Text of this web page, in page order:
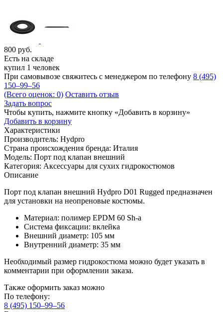
800 руб.
Есть на складе
купил 1 человек
При самовывозе свяжитесь с менеджером по телефону 8 (495)
150–99–56
(Всего оценок: 0) Оставить отзыв
Задать вопрос
Чтобы купить, нажмите кнопку «Добавить в корзину»
Добавить в корзину
Характеристики
Производитель: Hydpro
Страна происхождения бренда: Италия
Модель: Порт под клапан внешний
Категория: Аксессуары для сухих гидрокостюмов
Описание
Порт под клапан внешний Hydpro D01 Rugged предназначен
для установки на неопреновые костюмы.
Материал: полимер EPDM 60 Sh-a
Система фиксации: вклейка
Внешний диаметр: 105 мм
Внутренний диаметр: 35 мм
Необходимый размер гидрокостюма можно будет указать в
комментарии при оформлении заказа.
Также оформить заказ можно
По телефону:
8 (495) 150–99–56